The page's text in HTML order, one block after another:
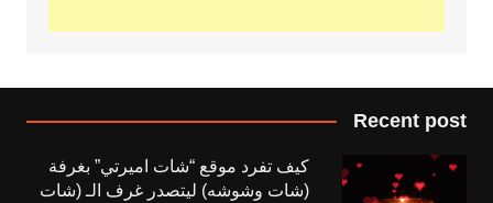
Recent post
كيف تفرد موقع “شات اميرتي” بغرفة
(شات وشوشه) ليتصدر غرف الـ (شات